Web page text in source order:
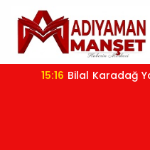
15:16 Bilal Karadağ